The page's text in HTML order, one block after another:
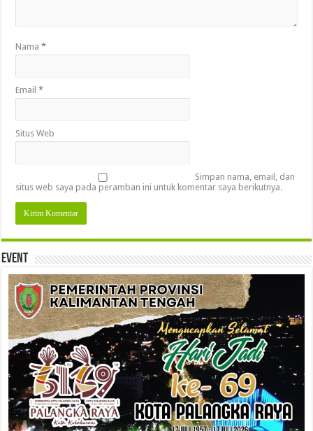
Nama*
Email*
Situs Web
Simpan nama, email, dan
situs web saya pada peramban ini untuk komentar saya berikutnya.
Event